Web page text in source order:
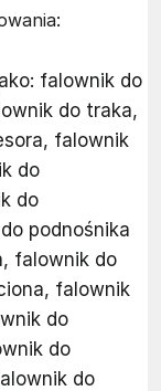
falownik do
do traka,
falownik
do
do
podnośnika
falownik do
falownik
do
do
do